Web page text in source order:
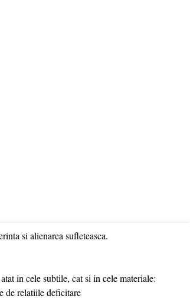
si alienarea sufleteasca.
in cele subtile, cat si in cele materiale:
de relatiile deficitare